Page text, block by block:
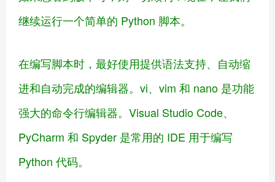
继续运行一个简单的 Python 脚本。
在编写脚本时，最好使用提供语法支持、自动缩
进和自动完成的编辑器。vi、vim 和 nano 是功能
强大的命令行编辑器。Visual Studio Code、
PyCharm 和 Spyder 是常用的 IDE 用于编写
Python 代码。